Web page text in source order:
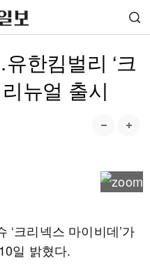
한킴벌리 ‘크
뉴얼 출시
‘크리넥스 마이비데’가
일 밝혔다.